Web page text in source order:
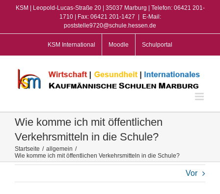
KSM | Leopold-Lucas-Straße 20 | 35037 Marburg | Telefon: 06421 201-
1710 | Fax: 06421 201-1427
E-Mail:
poststelle9720@schule.hessen.de
KSM International Moodle Schulportal
Wie komme ich mit öffentlichen
Verkehrsmitteln in die Schule?
Startseite / allgemein /
Wie komme ich mit öffentlichen Verkehrsmitteln in die Schule?
Vor